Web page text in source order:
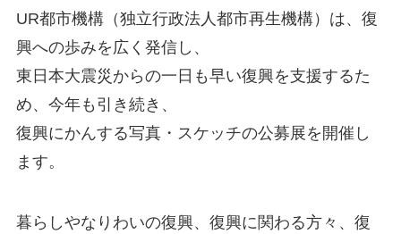
UR都市機構（独立行政法人都市再生機構）は、復
興への歩みを広く発信し、
東日本大震災からの一日も早い復興を支援するた
め、今年も引き続き、
復興にかんする写真・スケッチの公募展を開催し
ます。
暮らしやなりわいの復興、復興に関わる方々、復